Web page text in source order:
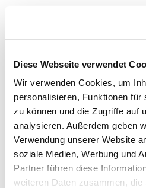
Diese Webseite verwendet
Wir verwenden Cookies, um
personalisieren, Funktionen für
zu können und die Zugriffe auf
analysieren. Außerdem geben
Verwendung unserer Website
soziale Medien, Werbung und
Partner führen diese
weiteren Daten zusammen, die
Dies